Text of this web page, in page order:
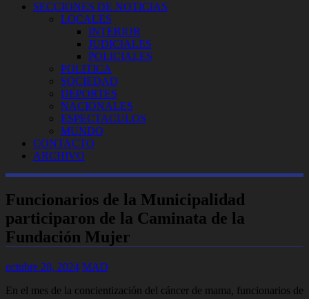
SECCIONES DE NOTICIAS
LOCALES
INTERIOR
JUDICIALES
POLICIALES
POLITICA
SOCIEDAD
DEPORTES
NACIONALES
ESPECTACULOS
MUNDO
CONTACTO
ARCHIVO
Funcionarios de la Municipalidad
participaron de la Caminata de la
Fundación Mujer
octubre 28, 2024 MAD
En el mes de la concientización del cáncer de mama, funcionarios de